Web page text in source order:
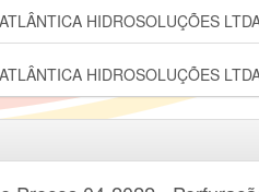
HIDROSOLUÇÕES
HIDROSOLUÇÕES